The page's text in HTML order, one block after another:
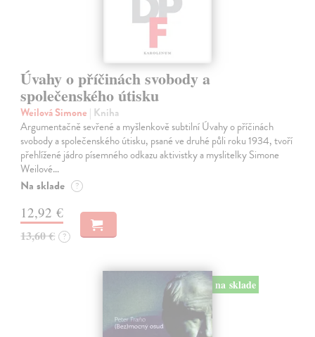
Úvahy o příčinách svobody a
společenského útisku
Weilová Simone | Kniha
Argumentačně sevřené a myšlenkově subtilní Úvahy o příčinách
svobody a společenského útisku, psané ve druhé půli roku 1934, tvoří
přehlížené jádro písemného odkazu aktivistky a myslitelky Simone
Weilové…
Na sklade ?
12,92 €
13,60 € ?
na sklade